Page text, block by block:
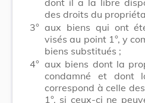
des droits du
3° aux biens qui ont
visés au point 1°, y
biens substitués ;
4° aux biens dont la
condamné et dont
correspond à celle
1°, si ceux-ci ne